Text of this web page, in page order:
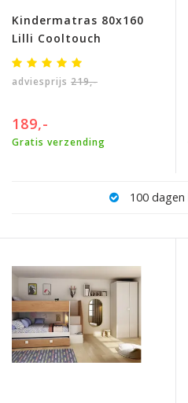
Kindermatras 80x160
Lilli Cooltouch
adviesprijs 219,-
189,-
Gratis verzending
100